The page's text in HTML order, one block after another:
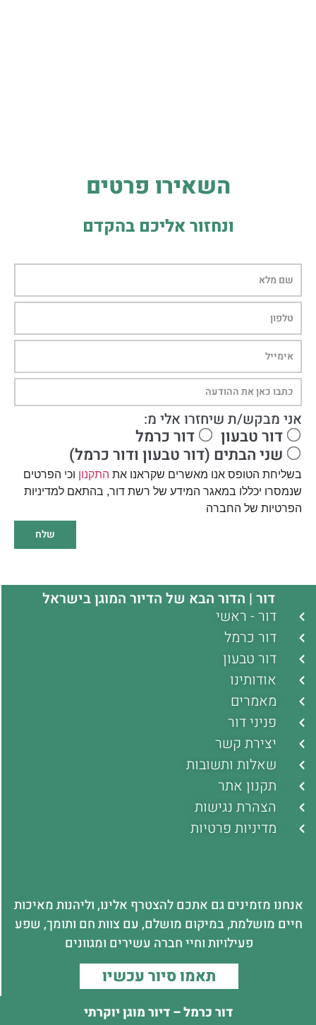
השאירו פרטים
ונחזור אליכם בהקדם
אני מבקש/ת שיחזרו אלי מ:
דור טבעון
דור כרמל
שני הבתים (דור טבעון ודור כרמל)
בשליחת הטופס אנו מאשרים שקראנו את התקנון וכי הפרטים
שנמסרו יכללו במאגר המידע של רשת דור, בהתאם למדיניות
הפרטיות של החברה
שלח
דור | הדור הבא של הדיור המוגן בישראל
דור - ראשי
דור כרמל
דור טבעון
אודותינו
מאמרים
פניני דור
יצירת קשר
שאלות ותשובות
תקנון אתר
הצהרת נגישות
מדיניות פרטיות
אנחנו מזמינים גם אתכם להצטרף אלינו, וליהנות מאיכות
חיים מושלמת, במיקום מושלם, עם צוות חם ותומך, שפע
פעילויות וחיי חברה עשירים ומגוונים
תאמו סיור עכשיו
דור כרמל – דיור מוגן יוקרתי